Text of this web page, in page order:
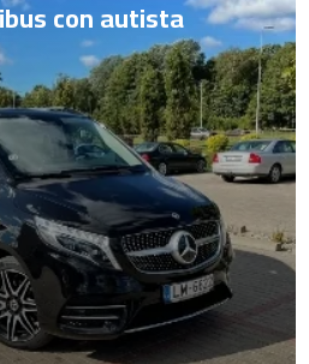
con autista